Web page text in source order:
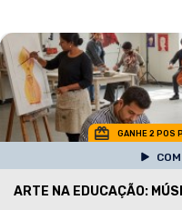
GANHE 2 POS
ARTE NA EDUCAÇÃO: